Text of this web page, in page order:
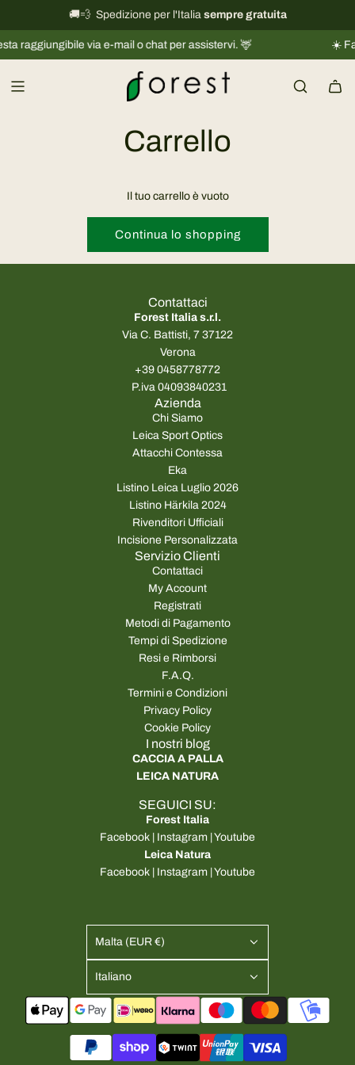
a
i
🚚💨 Spedizione per l'Italia sempre gratuita
International shipping information→
raggiungibile via e-mail o chat per assistervi. 🦌 ☀️
Carrello
Il tuo carrello è vuoto
Continua lo shopping
Contattaci
Forest Italia s.r.l.
Via C. Battisti, 7 37122
Verona
+39 0458778772
P.iva 04093840231
Azienda
Chi Siamo
Leica Sport Optics
Attacchi Contessa
Eka
Listino Leica Luglio 2026
Listino Härkila 2024
Rivenditori Ufficiali
Incisione Personalizzata
Servizio Clienti
Contattaci
My Account
Registrati
Metodi di Pagamento
Tempi di Spedizione
Resi e Rimborsi
F.A.Q.
Termini e Condizioni
Privacy Policy
Cookie Policy
I nostri blog
CACCIA A PALLA
LEICA NATURA
SEGUICI SU:
Forest Italia
Facebook | Instagram |Youtube
Leica Natura
Facebook | Instagram |Youtube
Malta (EUR €)
Italiano